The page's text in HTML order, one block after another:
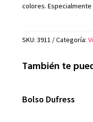
colores.
SKU: 3911 Categoría:
También te
Bolso Dufress